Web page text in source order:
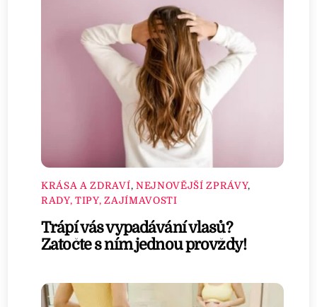
KRÁSA A ZDRAVÍ, NEJNOVĚJŠÍ ZPRÁVY,
RADY, TIPY, ZAJÍMAVOSTI
Trápí vás vypadávání vlasů?
Zatočte s ním jednou provždy!